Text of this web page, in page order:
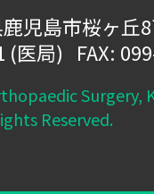
児島市桜ヶ丘
(医局) FAX:
Surgery,
Reserved.